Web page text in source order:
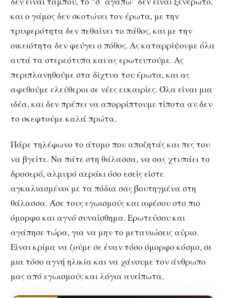
και ο γάμος δεν σκοτώνει τον έρωτα, με την
τρυφερότητα δεν πεθαίνει το πάθος, και με την
οικειότητα δεν φεύγει ο πόθος. Ας καταρρίψουμε όλα
αυτά τα στερεότυπα και ας ερωτευτούμε. Ας
περιπλανηθούμε στα δίχτυα του έρωτα, και ας
αφεθούμε ελεύθεροι σε νέες ευκαιρίες. Όλα είναι μια
ιδέα, και δεν πρέπει να απορρίπτουμε τίποτα αν δεν
το σκεφτούμε καλά πρώτα.
Πάρε τηλέφωνο το άτομο που αποζητάς και πες του
να βγείτε. Να πάτε στη θάλασσα, να σας χτυπάει το
δροσερό, αλμυρό αεράκι όσο εσείς είστε
αγκαλιασμένοι με τα πόδια σας βουτηγμένα στη
θάλασσα. Άσε τους εγωισμούς και αφέσου στο πιο
όμορφο και αγνό συναίσθημα. Ερωτεύσου και
αγάπησε τώρα, για να μην το μετανιώσεις αύριο.
Είναι κρίμα να ζούμε σε έναν τόσο όμορφο κόσμο, σε
μια τόσο αγνή ηλικία και να χάνουμε τον άνθρωπο
μας από εγωισμούς και λόγια ανείπωτα.